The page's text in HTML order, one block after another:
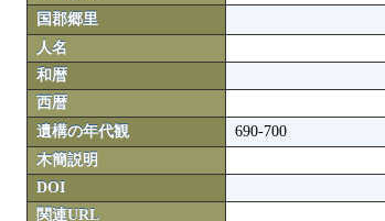
国郡郷里
人名
和暦
西暦
遺構の年代観
690-700
木簡説明
DOI
関連URL